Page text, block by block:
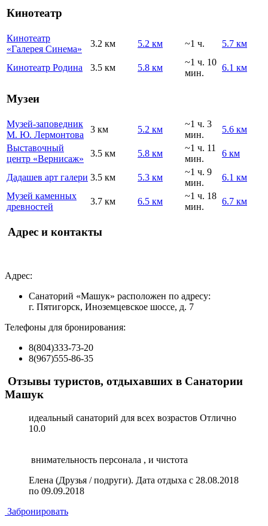
Кинотеатр
Кинотеатр
«Галерея Синема»
3.2 км 5.2 км ~1 ч. 5.7 км
Кинотеатр Родина 3.5 км 5.8 км
~1 ч. 10
мин.
6.1 км
Музеи
Музей-заповедник
М. Ю. Лермонтова
3 км 5.2 км
~1 ч. 3
мин.
5.6 км
Выставочный
центр «Вернисаж»
3.5 км 5.8 км
~1 ч. 11
мин.
6 км
Дадашев арт галери 3.5 км 5.3 км
~1 ч. 9
мин.
6.1 км
Музей каменных
древностей
3.7 км 6.5 км
~1 ч. 18
мин.
6.7 км
Адрес и контакты
Адрес:
Санаторий «Машук» расположен по адресу:
г. Пятигорск, Иноземцевское шоссе, д. 7
Телефоны для бронирования:
8(804)333-73-20
8(967)555-86-35
Отзывы туристов, отдыхавших в Санатории
Машук
идеальный санаторий для всех возрастов Отлично
10.0
внимательность персонала , и чистота
Елена (Друзья / подруги). Дата отдыха с 28.08.2018
по 09.09.2018
Забронировать